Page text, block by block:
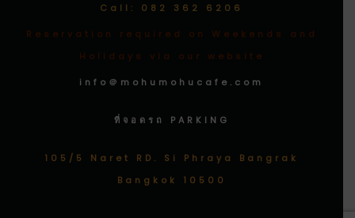
Call: 082 362 6206
Reservation required on Weekends and
Holidays via our website
info＠mohumohucafe.com
ที่จอดรถ PARKING
105/5 Naret RD. Si Phraya Bangrak
Bangkok 10500